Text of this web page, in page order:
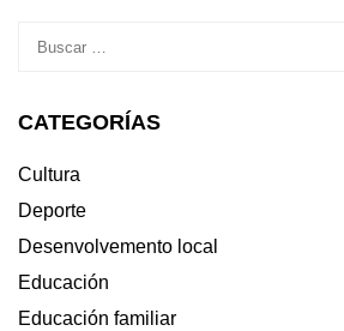
CATEGORÍAS
Cultura
Deporte
Desenvolvemento local
Educación
Educación familiar